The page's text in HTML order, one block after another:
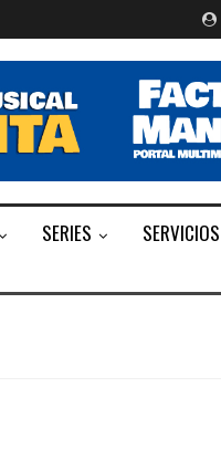
SERIES SERVICIOS